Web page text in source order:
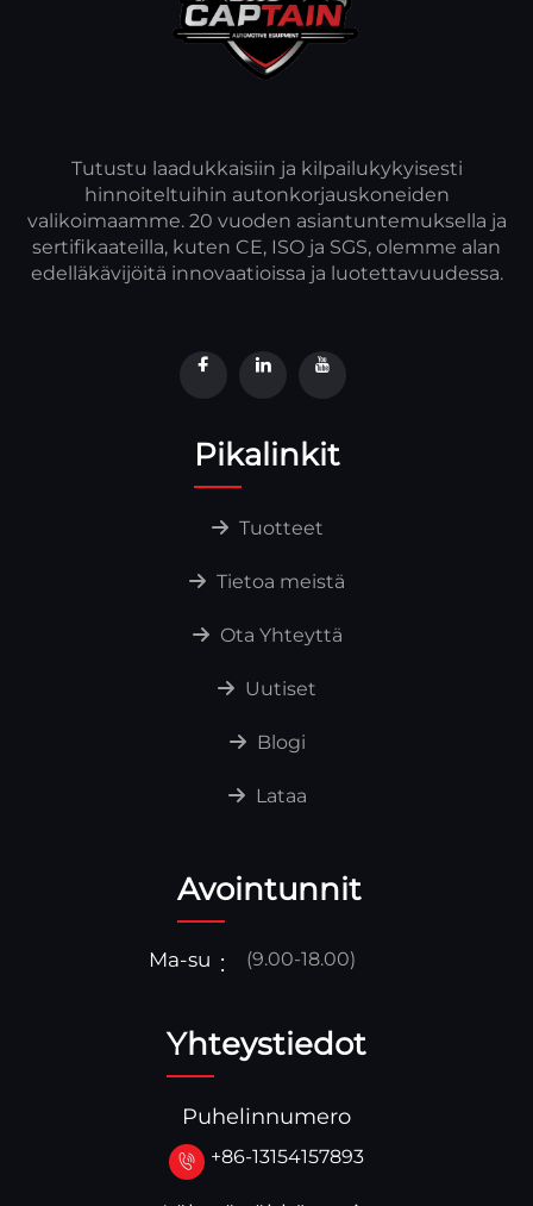
Tutustu laadukkaisiin ja kilpailukykyisesti
hinnoiteltuihin autonkorjauskoneiden
valikoimaamme. 20 vuoden asiantuntemuksella ja
sertifikaateilla, kuten CE, ISO ja SGS, olemme alan
edelläkävijöitä innovaatioissa ja luotettavuudessa.
Pikalinkit
Tuotteet
Tietoa meistä
Ota Yhteyttä
Uutiset
Blogi
Lataa
Avointunnit
Ma-su (9.00-18.00)
Yhteystiedot
Puhelinnumero
+86-13154157893